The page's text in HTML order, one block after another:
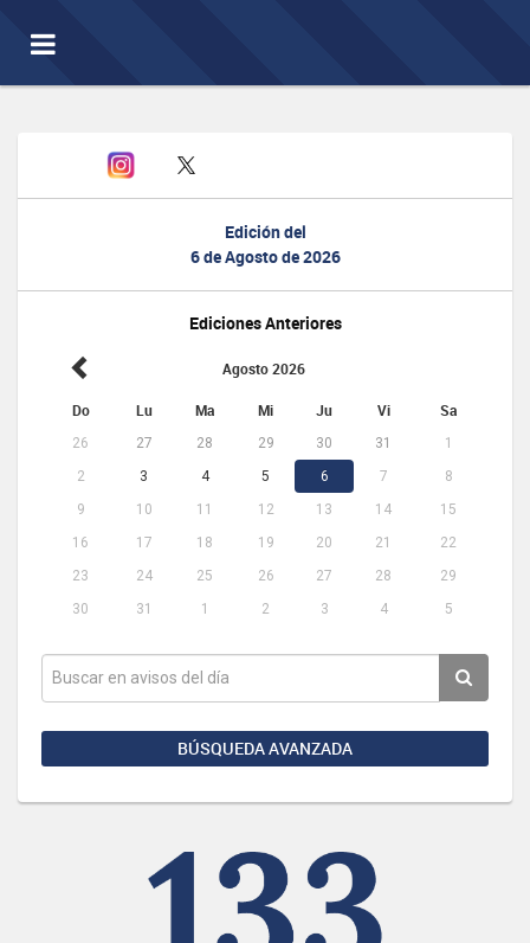
Toggle
navigation
Edición del
6 de Agosto de 2026
Ediciones Anteriores
Agosto 2026
Do Lu Ma Mi Ju Vi Sa
26 27 28 29 30 31
1
2
3 4 5 6 7
8
9
10 11 12 13 14
15
16
17 18 19 20 21
22
23
24 25 26 27 28
29
30
31 1 2 3 4 5
BÚSQUEDA AVANZADA